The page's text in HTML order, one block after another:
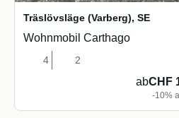
Träslövsläge (Varberg), SE
Wohnmobil Carthago
4 2
abCHF
-10%